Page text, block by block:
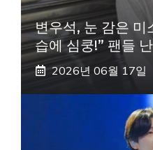
변우석, 눈 감은 미
습에 심쿵!” 팬들
2026년 06월 17일